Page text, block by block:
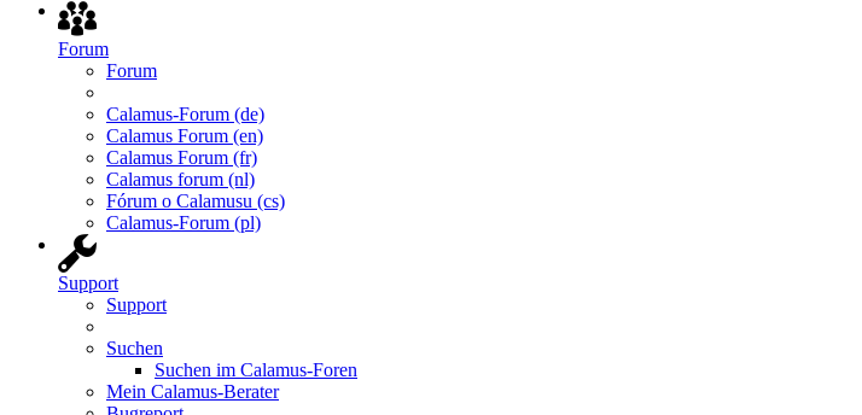
Forum
Forum
Calamus-Forum (de)
Calamus Forum (en)
Calamus Forum (fr)
Calamus forum (nl)
Fórum o Calamusu (cs)
Calamus-Forum (pl)
Support
Support
Suchen
Suchen im Calamus-Foren
Mein Calamus-Berater